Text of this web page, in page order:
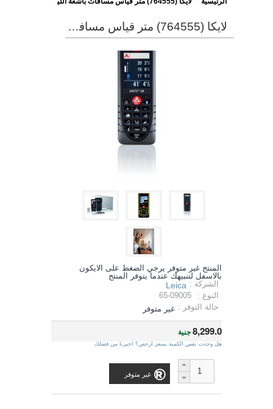
لايكا (764555) متر قياس مسافات بآشعة الليزر حتى 200 متر ومزود بمستشعر ذو درجة إمالة حتى 360 درجة
المنتج غير متوفر يرجي الضغط على الايكون
بالاسفل لتنبيهك عندما يتوفر المنتج
الشركة : Leica
النوع :
65-09005
حالة التوفر : غير متوفر
8,299.0جنية
هل وجدت نفس الكمية بسعر ارخص؟ اخبرنا من فضلك
غير متوفر